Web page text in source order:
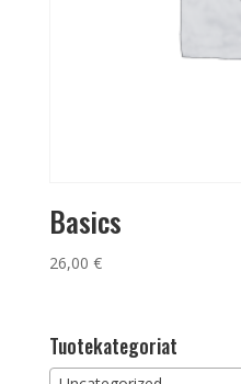
Basics
26,00 €
Tuotekategoriat